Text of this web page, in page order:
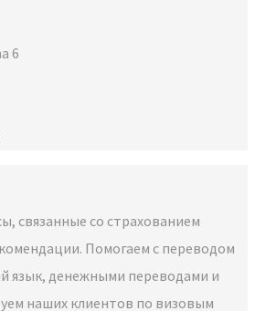
6
связанные со страхованием
Помогаем с переводом
язык, денежными переводами и
наших клиентов по визовым